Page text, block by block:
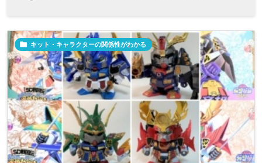
 キット・キャラクターの関係性がわかる